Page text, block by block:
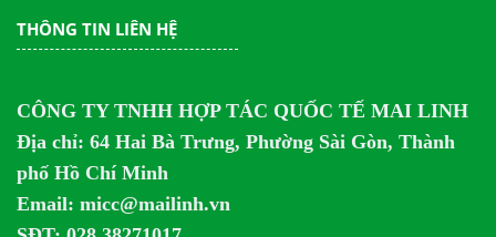
THÔNG TIN LIÊN HỆ
CÔNG TY TNHH HỢP TÁC QUỐC TẾ MAI LINH
Địa chỉ: 64 Hai Bà Trưng, Phường Sài Gòn, Thành
phố Hồ Chí Minh
Email: micc@mailinh.vn